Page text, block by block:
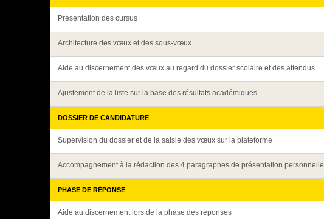
Présentation des cursus
Architecture des vœux et des sous-vœux
Aide au discernement des vœux au regard du dossier scolaire et des attendus
Ajustement de la liste sur la base des résultats académiques
DOSSIER DE CANDIDATURE
Supervision du dossier et de la saisie des vœux sur la plateforme
Accompagnement à la rédaction des 4 paragraphes de présentation personnelle
PHASE DE RÉPONSE
Aide au discernement lors de la phase des réponses